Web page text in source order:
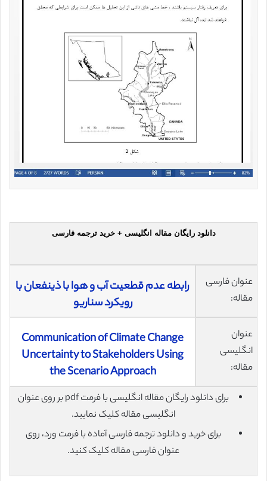
دانلود رایگان مقاله انگلیسی + خرید ترجمه فارسی
عنوان فارسی
مقاله:
رابطه عدم قطعیت آب و هوا با ذینفعان با
رویکرد سناریو
عنوان
انگلیسی
مقاله:
Communication of Climate Change
Uncertainty to Stakeholders Using
the Scenario Approach
برای دانلود رایگان مقاله انگلیسی با فرمت pdf بر روی عنوان
انگلیسی مقاله کلیک نمایید.
برای خرید و دانلود ترجمه فارسی آماده با فرمت ورد، روی
عنوان فارسی مقاله کلیک کنید.